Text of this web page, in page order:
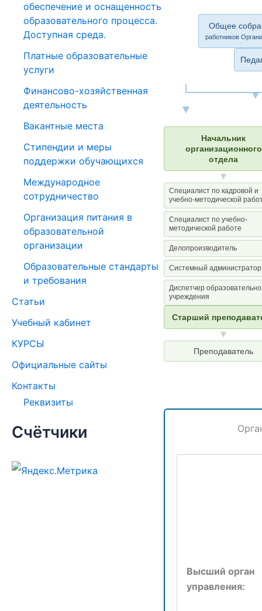
обеспечение и оснащенность
образовательного процесса.
Доступная среда.
Платные образовательные
услуги
Финансово-хозяйственная
деятельность
Вакантные места
Стипендии и меры
поддержки обучающихся
Международное
сотрудничество
Организация питания в
образовательной
организации
Образовательные стандарты
и требования
Статьи
Учебный кабинет
КУРСЫ
Официальные сайты
Контакты
Реквизиты
Счётчики
Общее
работников
Начальник
организационного
отдела
Специалист по кадровой и
учебно-методической
Специалист по учебно-
методической работе
Делопроизводитель
Системный администратор
Диспетчер
учреждения
Старший
Преподаватель
Высший орган
управления: